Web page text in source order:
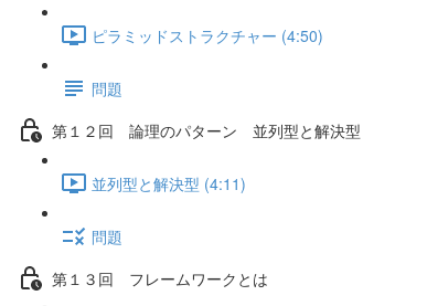
ピラミッドストラクチャー (4:50)
問題
第１２回 論理のパターン 並列型と解決型
並列型と解決型 (4:11)
問題
第１３回 フレームワークとは